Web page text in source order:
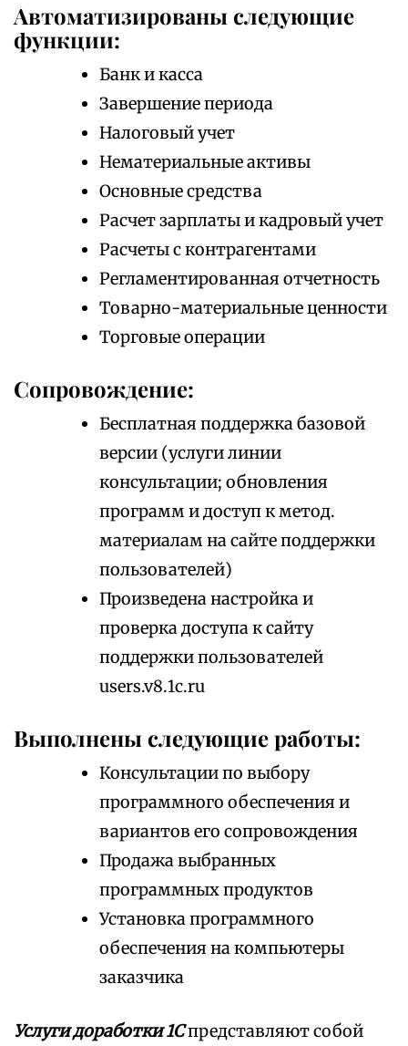
Автоматизированы следующие
функции:
Банк и касса
Завершение периода
Налоговый учет
Нематериальные активы
Основные средства
Расчет зарплаты и кадровый учет
Расчеты с контрагентами
Регламентированная отчетность
Товарно-материальные ценности
Торговые операции
Сопровождение:
Бесплатная поддержка базовой
версии (услуги линии
консультации; обновления
программ и доступ к метод.
материалам на сайте поддержки
пользователей)
Произведена настройка и
проверка доступа к сайту
поддержки пользователей
users.v8.1c.ru
Выполнены следующие работы:
Консультации по выбору
программного обеспечения и
вариантов его сопровождения
Продажа выбранных
программных продуктов
Установка программного
обеспечения на компьютеры
заказчика
Услуги доработки 1Спредставляют собой